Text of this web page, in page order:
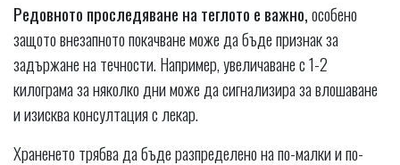
Редовното проследяване на теглото е важно,особено
защото внезапното покачване може да бъде признак за
задържане на течности. Например, увеличаване с 1-2
килограма за няколко дни може да сигнализира за влошаване
и изисква консултация с лекар.
Храненето трябва да бъде разпределено на по-малки и по-